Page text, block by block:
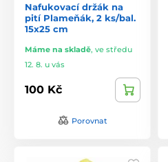
Nafukovací držák na
pití Plameňák, 2 ks/bal.
15x25 cm
Máme na skladě, ve středu
12. 8. u vás
100 Kč
Porovnat